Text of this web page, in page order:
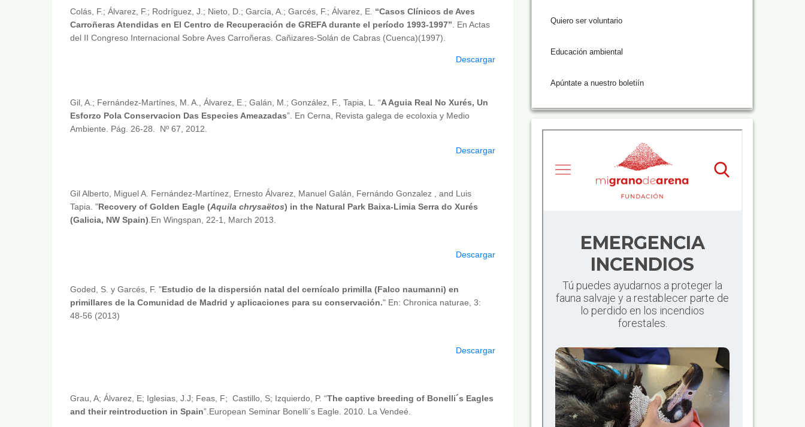
Colás, F.; Álvarez, F.; Rodríguez, J.; Nieto, D.; García, A.; Garcés, F.; Álvarez, E. “Casos Clínicos de Aves
Carroñeras Atendidas en El Centro de Recuperación de GREFA durante el período 1993-1997” . En Actas
del II Congreso Internacional Sobre Aves Carroñeras. Cañizares-Solán de Cabras (Cuenca)(1997).
Descargar
Gil, A.; Fernández-Martínes, M. A., Álvarez, E.; Galán, M.; González, F., Tapia, L. “A Aguia Real No Xurés, Un
Esforzo Pola Conservacion Das Especies Ameazadas”. En Cerna, Revista galega de ecoloxia y Medio
Ambiente. Pág. 26-28. Nº 67, 2012.
Descargar
Gil Alberto, Miguel A. Fernández-Martínez, Ernesto Álvarez, Manuel Galán, Fernándo Gonzalez , and Luis
Tapia. "Recovery of Golden Eagle (Aquila chrysaëtos) in the Natural Park Baixa-Limia Serra do Xurés
(Galicia, NW Spain) .En Wingspan, 22-1, March 2013.
Descargar
Goded, S. y Garcés, F. "Estudio de la dispersión natal del cernícalo primilla (Falco naumanni) en
primillares de la Comunidad de Madrid y aplicaciones para su conservación." En: Chronica naturae, 3:
48-56 (2013)
Descargar
Grau, A; Álvarez, E; Iglesias, J.J; Feas, F; Castillo, S; Izquierdo, P. “The captive breeding of Bonelli´s Eagles
and their reintroduction in Spain”.European Seminar Bonelli´s Eagle. 2010. La Vendeé.
Quiero ser voluntario
Educación ambiental
Apúntate a nuestro boletiín